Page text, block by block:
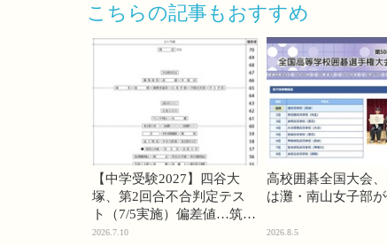
こちらの記事もおすすめ
【中学受験2027】四谷大
塚、第2回合不合判定テス
ト（7/5実施）偏差値…筑駒
74・桜蔭70＜PR＞
2026.7.10
高校囲碁全国大会
は灘・南山女子部
2026.8.5